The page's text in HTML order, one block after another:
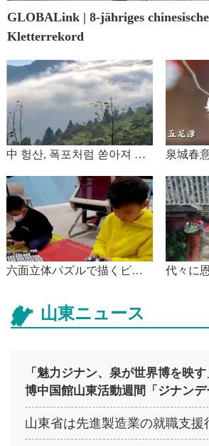
GLOBALink | 8-jähriges
Kletterrekord
中 헝산, 폭포처럼 쏟아져 내
泉城春
六面立体パズルで描くビン
治区銀川市
代々に
山東ニュース
「魅力ジナン、泉が世界博を映
博中国館山東活動週間「ジナン
山東省は先進製造業の就職支援